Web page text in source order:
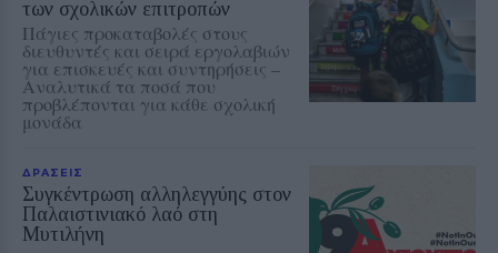
των σχολικών επιτροπών
Πάγιες προκαταβολές στους
διευθυντές και σειρά εργολαβιών
για επισκευές και συντηρήσεις –
Αναλυτικά τα ποσά που
προβλέπονται για κάθε σχολική
μονάδα
ΔΡΑΣΕΙΣ
Συγκέντρωση αλληλεγγύης στον
Παλαιστινιακό λαό στη
Μυτιλήνη